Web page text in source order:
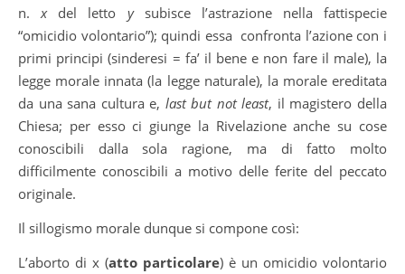
n.xdel letto ysubisce l’astrazione nella fattispecie
“omicidio volontario”); quindi essa confronta l’azione con i
primi principi (sinderesi = fa’ il bene e non fare il male), la
legge morale innata (la legge naturale), la morale ereditata
da una sana cultura e, last but not least, il magistero della
Chiesa; per esso ci giunge la Rivelazione anche su cose
conoscibili dalla sola ragione, ma di fatto molto
difficilmente conoscibili a motivo delle ferite del peccato
originale.
Il sillogismo morale dunque si compone così:
L’aborto di x (atto particolare) è un omicidio volontario